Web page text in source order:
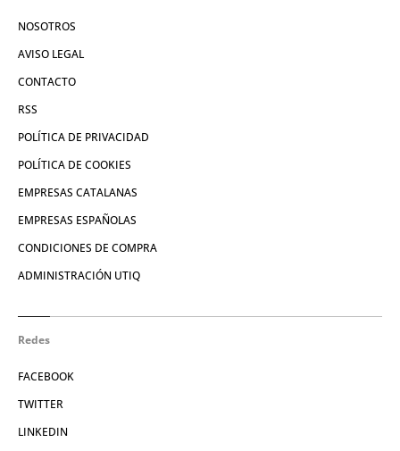
NOSOTROS
AVISO LEGAL
CONTACTO
RSS
POLÍTICA DE PRIVACIDAD
POLÍTICA DE COOKIES
EMPRESAS CATALANAS
EMPRESAS ESPAÑOLAS
CONDICIONES DE COMPRA
ADMINISTRACIÓN UTIQ
Redes
FACEBOOK
TWITTER
LINKEDIN